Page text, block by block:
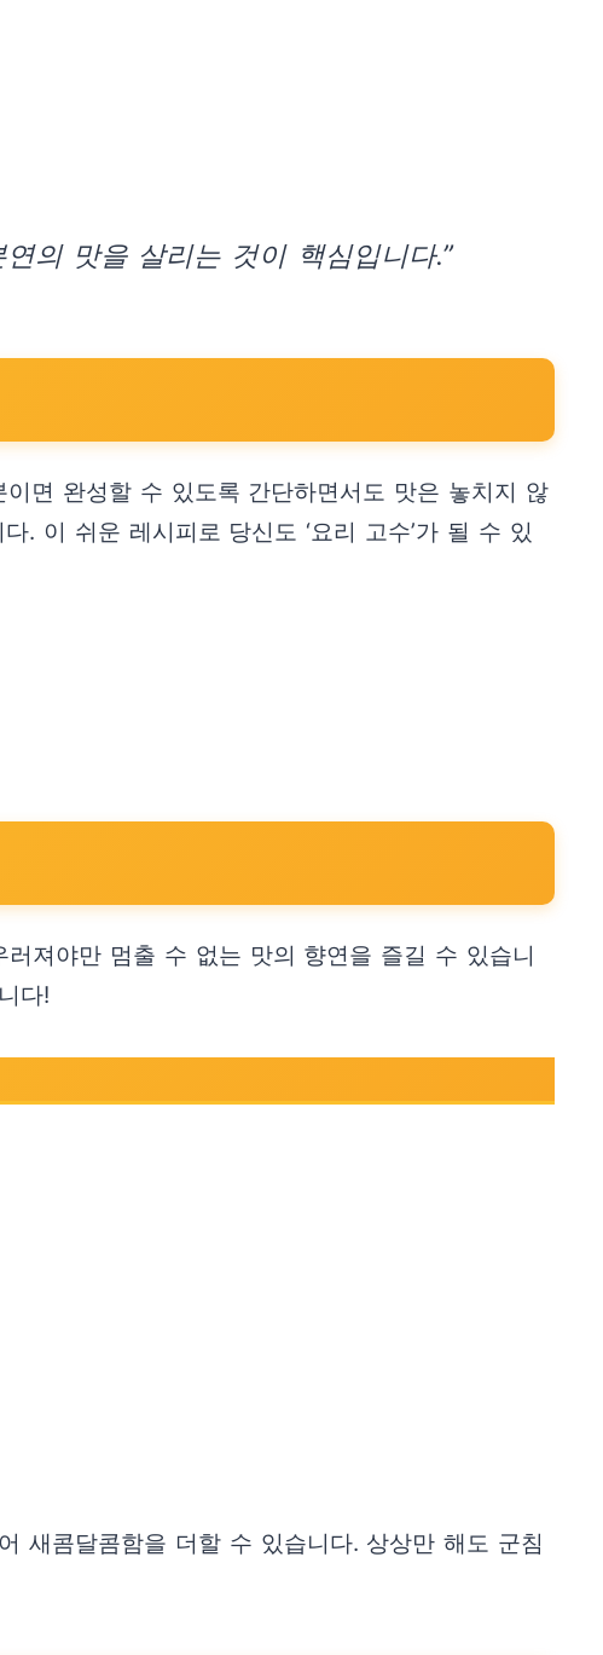
의 맛을 살리는 것이 핵심입니다.”
면 완성할 수 있도록 간단하면서도 맛은 놓치지 않
. 이 쉬운 레시피로 당신도 ‘요리 고수’가 될 수 있
져야만 멈출 수 없는 맛의 향연을 즐길 수 있습니
다!
새콤달콤함을 더할 수 있습니다. 상상만 해도 군침